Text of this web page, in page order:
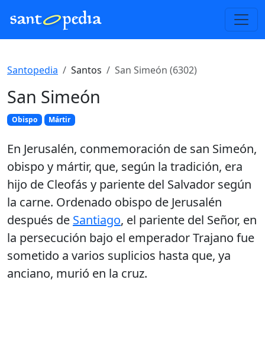
Santopedia Santos San Simeón (6302)
San Simeón
Obispo Mártir
En Jerusalén, conmemoración de san Simeón,
obispo y mártir, que, según la tradición, era
hijo de Cleofás y pariente del Salvador según
la carne. Ordenado obispo de Jerusalén
después de Santiago, el pariente del Señor, en
la persecución bajo el emperador Trajano fue
sometido a varios suplicios hasta que, ya
anciano, murió en la cruz.